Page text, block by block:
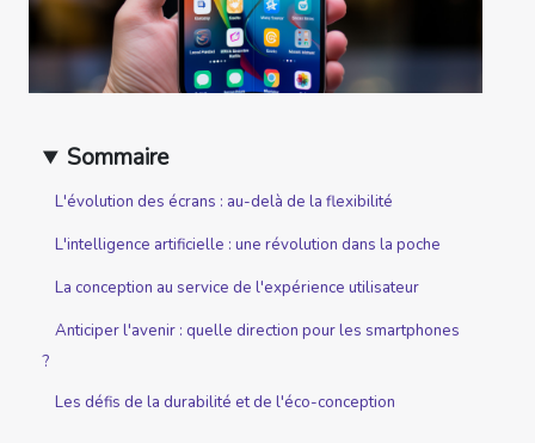
Sommaire
L'évolution des écrans : au-delà de la flexibilité
L'intelligence artificielle : une révolution dans la poche
La conception au service de l'expérience utilisateur
Anticiper l'avenir : quelle direction pour les smartphones
?
Les défis de la durabilité et de l'éco-conception